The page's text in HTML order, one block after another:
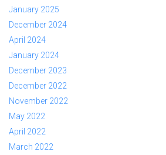
January 2025
December 2024
April 2024
January 2024
December 2023
December 2022
November 2022
May 2022
April 2022
March 2022